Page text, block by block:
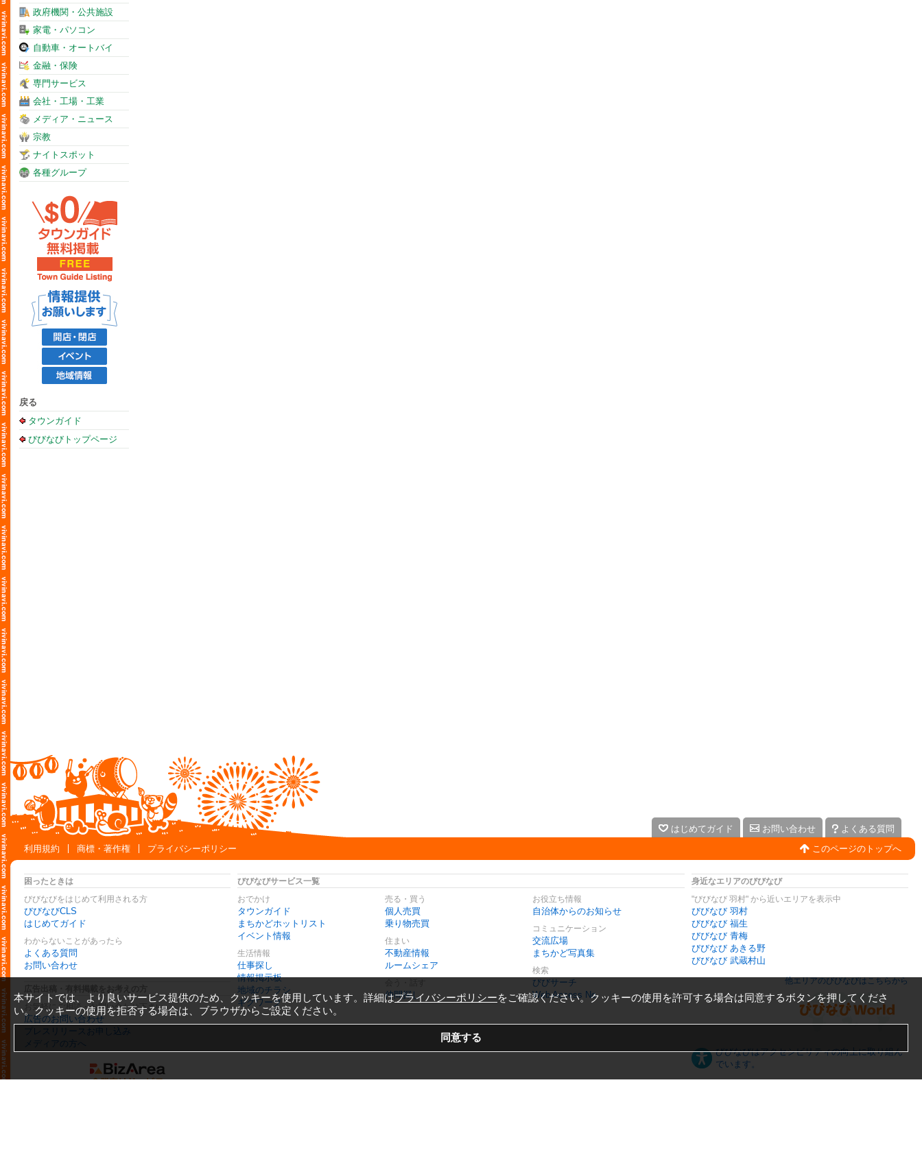
政府機関・公共施設
家電・パソコン
自動車・オートバイ
金融・保険
専門サービス
会社・工場・工業
メディア・ニュース
宗教
ナイトスポット
各種グループ
戻る
タウンガイド
びびなびトップページ
はじめてガイド お問い合わせ
よくある質問
利用規約
商標・著作権 プライバシーポリシー このページのトップへ
困ったときは
びびなびをはじめて利用される方
びびなびCLS
はじめてガイド
わからないことがあったら
よくある質問
お問い合わせ
お気軽にご相談・お問い合わせ下さい
広告のお問い合わせ
プレスリリースお申し込み
メディアの方へ
びびなびサービス一覧
おでかけ
タウンガイド
まちかどホットリスト
イベント情報
生活情報
仕事探し
情報掲示板
地域のチラシ
ギグワーク
売る・買う
個人売買
乗り物売買
住まい
不動産情報
ルームシェア
仲間探し
お役立ち情報
自治体からのお知らせ
コミュニケーション
交流広場
まちかど写真集
検索
びびサーチ
Web Access No.
身近なエリアのびびなび
"びびなび 羽村" から近いエリアを表示中
びびなび 羽村
びびなび 福生
びびなび 青梅
びびなび あきる野
びびなび 武蔵村山
他エリアのびびなびはこちらから
びびなびはアクセシビリティの向上に取り組ん
でいます。
本サイトでは、より良いサービス提供のため、クッキーを使用しています。詳細はプライバシーポリシーをご確認ください。クッキーの使用を許可する場合は同意するボタンを押してくださ
い。クッキーの使用を拒否する場合は、ブラウザからご設定ください。